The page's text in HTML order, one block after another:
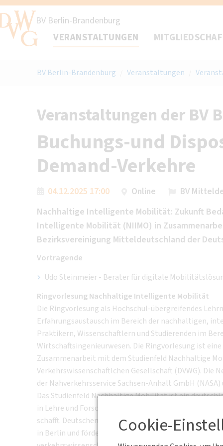
Cookie-
BV Berlin-Brandenburg
VERANSTALTUNGEN
BV Berlin-Brandenburg Veranstaltungen
Veranstaltungen der BV
Buchungs-und
Demand-Verkehre
04.12.2025 17:00 Online
BV
Nachhaltige Intelligente Mobilität: Zukunft
Intelligente Mobilität (NIIMO) in
Bezirksvereinigung Mitteldeutschland der
Vortragende
Udo Steinmeier - Berater für digitale
Ringvorlesung Nachhaltige Intelligente Mobilität
Die Ringvorlesung als Hochschul-übergreifendes
Erfahrungsaustausch im Bereich der nachhaltigen,
Praktikern, Wissenschaftlern und Studierenden im
Wirtschaftsingenieurwesen. Die Ringvorlesung ist
Zusammenarbeit mit dem Studienfeld Nachhaltige
Verkehrswissenschaftlchen Gesellschaft (DVWG).
der Nahverkehrsservice Sachsen-Anhalt GmbH
Das Studienfeld Nachhaltige Mobilität ist ein
in Lehre und Forschung vielfältige Möglichkeiten für
schafft. Deutschen Verkehrswissenschaftlichen
in Berlin und fördert den Austausch zwischen